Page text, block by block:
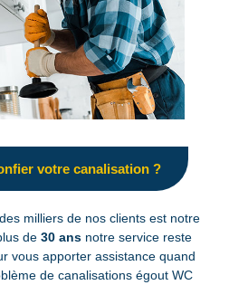
votre canalisation ?
milliers de nos clients est notre
de 30 ans notre service reste
vous apporter assistance quand
de canalisations égout WC